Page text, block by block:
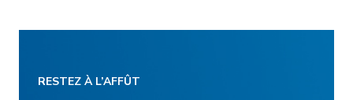
RESTEZ À L’AFFÛT